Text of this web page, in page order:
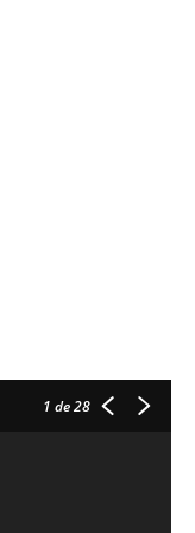
1 de 28